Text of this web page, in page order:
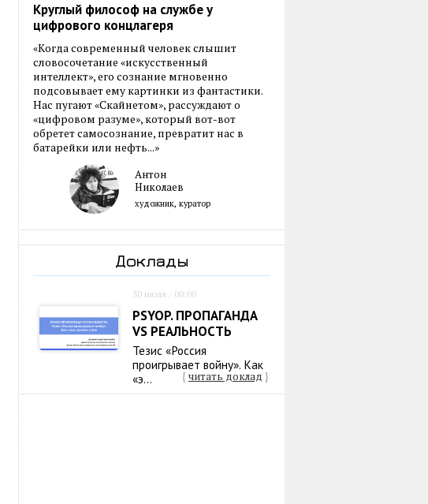
Круглый философ на службе у
цифрового концлагеря
«Когда современный человек слышит
словосочетание «искусственный
интеллект», его сознание мгновенно
подсовывает ему картинки из фантастики.
Нас пугают «Скайнетом», рассуждают о
«цифровом разуме», который вот-вот
обретет самосознание, превратит нас в
батарейки или нефть...»
Антон
Николаев
художник, куратор
Доклады
30 июля / 00:00
PSYOP. ПРОПАГАНДА
VS РЕАЛЬНОСТЬ
Тезис «Россия
проигрывает войну». Как
«э...
{ читать доклад }